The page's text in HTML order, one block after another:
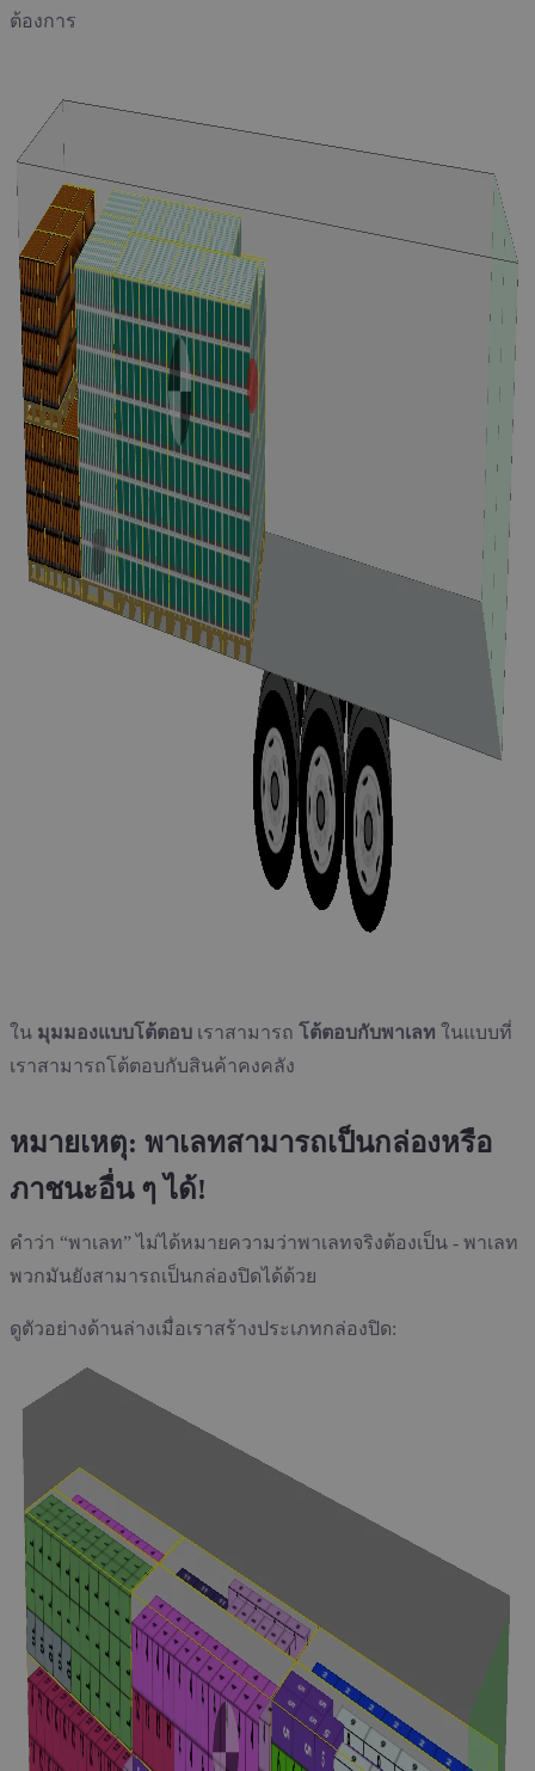
ต้องการ
ใน มุมมองแบบโต้ตอบ เราสามารถ โต้ตอบกับพาเลท ในแบบที่
เราสามารถโต้ตอบกับสินค้าคงคลัง
หมายเหตุ: พาเลทสามารถเป็นกล่องหรือ
ภาชนะอื่น ๆ ได้!
คำว่า “พาเลท” ไม่ได้หมายความว่าพาเลทจริงต้องเป็น - พาเลท
พวกมันยังสามารถเป็นกล่องปิดได้ด้วย
ดูตัวอย่างด้านล่างเมื่อเราสร้างประเภทกล่องปิด: